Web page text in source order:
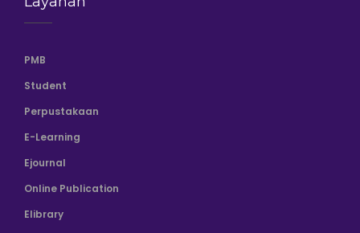
PMB
Student
Perpustakaan
E-Learning
Ejournal
Online Publication
Elibrary